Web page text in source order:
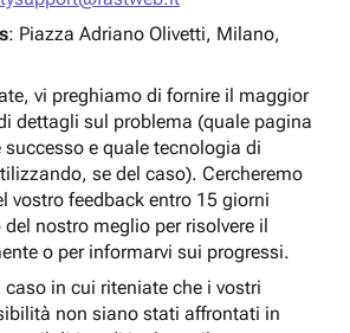
: Piazza Adriano Olivetti, Milano,
vi preghiamo di fornire il maggior
dettagli sul problema (quale pagina
e quale tecnologia di
se del caso). Cercheremo
vostro feedback entro 15 giorni
nostro meglio per risolvere il
o per informarvi sui progressi.
caso in cui riteniate che i vostri
non siano stati affrontati in